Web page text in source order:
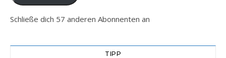
Schließe dich 57 anderen Abonnenten an
TIPP